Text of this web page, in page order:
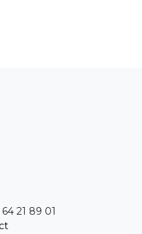
64 21 89 01